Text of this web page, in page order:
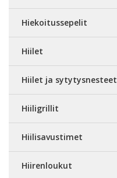
Hiekoitussepelit
Hiilet
Hiilet ja sytytysnesteet
Hiiligrillit
Hiilisavustimet
Hiirenloukut